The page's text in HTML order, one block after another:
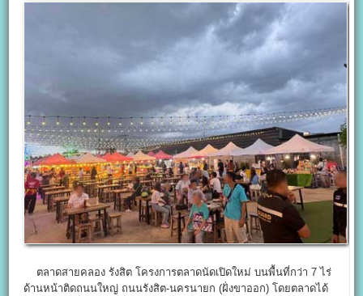
ตลาดสายคลอง รังสิต โครงการตลาดนัดเปิดใหม่ บนพื้นที่กว่า 7 ไร่
ด้านหน้าติดถนนใหญ่ ถนนรังสิต-นครนายก (ฝั่งขาออก) โดยตลาดได้